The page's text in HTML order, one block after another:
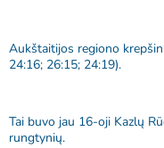
Aukštaitijos regiono
24:16; 26:15; 24:19).
Tai buvo jau 16-oji Kazlų
rungtynių.